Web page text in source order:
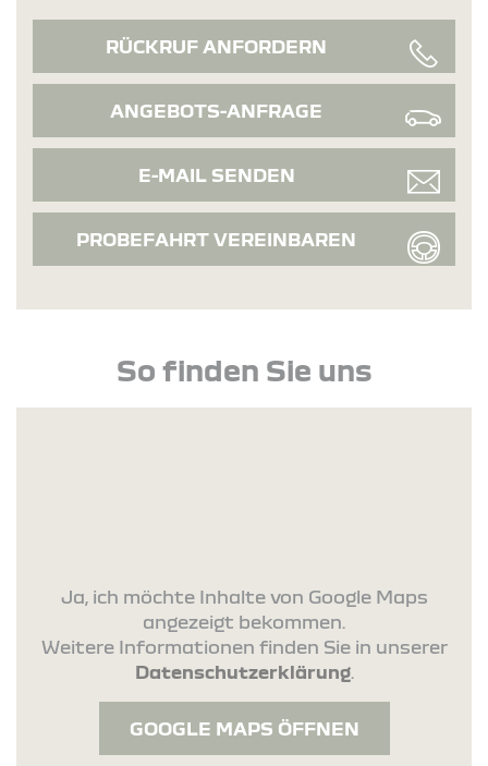
RÜCKRUF ANFORDERN
ANGEBOTS-ANFRAGE
E-MAIL SENDEN
PROBEFAHRT VEREINBAREN
So finden Sie uns
Ja, ich möchte Inhalte von Google Maps
angezeigt bekommen.
Weitere Informationen finden Sie in unserer
Datenschutzerklärung.
GOOGLE MAPS ÖFFNEN